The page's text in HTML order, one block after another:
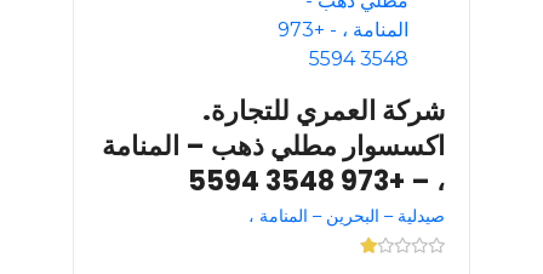
شركة العمري للتجارة.
اكسسوار مطلي ذهب – المنامة
، – +973 3548 5594
صيدلية – البحرين – المنامة ،